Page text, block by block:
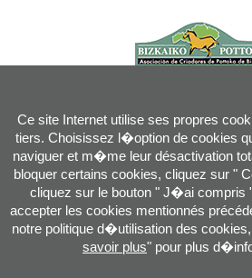
Ce site Internet utilise ses propres
tiers. Choisissez l�option de cookies
naviguer et m�me leur désactivation
bloquer certains cookies, cliquez sur "
cliquez sur le bouton " J�ai compris
accepter les cookies mentionnés
notre politique d�utilisation des
savoir plus" pour plus